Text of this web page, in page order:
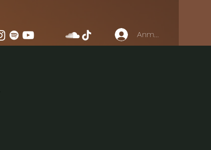
Anmelden